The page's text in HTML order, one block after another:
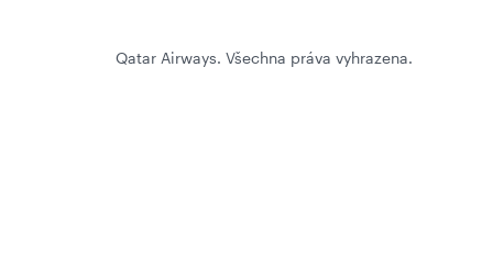
Qatar Airways. Všechna práva vyhrazena.